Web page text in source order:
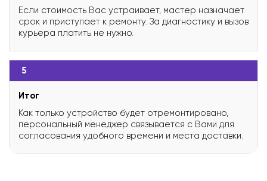
Если стоимость Вас устраивает, мастер назначает
срок и приступает к ремонту. За диагностику и вызов
курьера платить не нужно.
5
Итог
Как только устройство будет отремонтировано,
персональный менеджер связывается с Вами для
согласования удобного времени и места доставки.